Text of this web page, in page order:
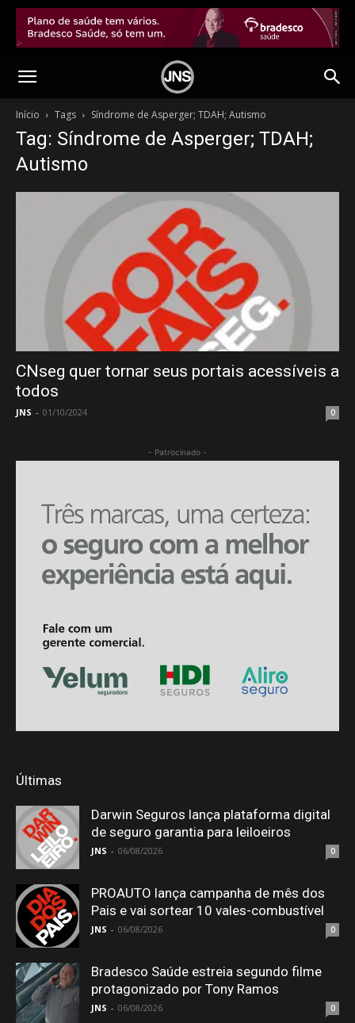
Início Tags Síndrome de Asperger; TDAH; Autismo
Tag: Síndrome de Asperger; TDAH;
Autismo
CNseg quer tornar seus portais acessíveis a
todos
JNS - 01/10/2024 0
- Patrocinado -
Últimas
Darwin Seguros lança plataforma digital
de seguro garantia para leiloeiros
JNS - 06/08/2026 0
PROAUTO lança campanha de mês dos
Pais e vai sortear 10 vales-combustível
JNS - 06/08/2026 0
Bradesco Saúde estreia segundo filme
protagonizado por Tony Ramos
JNS - 06/08/2026 0